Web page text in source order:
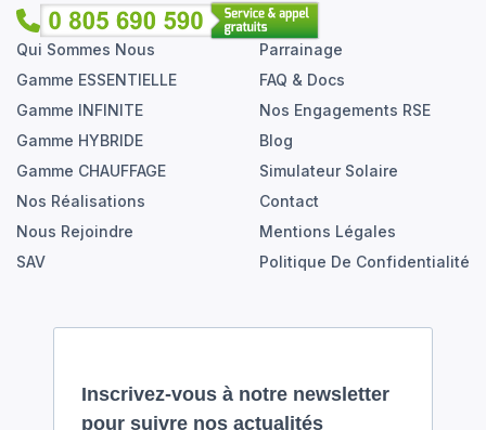
Qui Sommes Nous
Gamme ESSENTIELLE
Gamme INFINITE
Gamme HYBRIDE
Gamme CHAUFFAGE
Nos Réalisations
Nous Rejoindre
SAV
Parrainage
FAQ & Docs
Nos Engagements RSE
Blog
Simulateur Solaire
Contact
Mentions Légales
Politique De Confidentialité